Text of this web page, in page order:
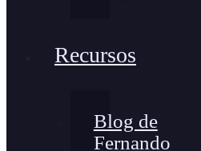
Recursos
Blog de
Fernando